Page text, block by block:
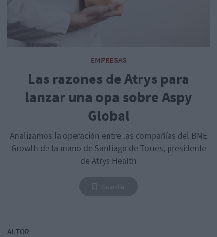
EMPRESAS
Las razones de Atrys para
lanzar una opa sobre Aspy
Global
Analizamos la operación entre las compañías del BME
Growth de la mano de Santiago de Torres, presidente
de Atrys Health
AUTOR